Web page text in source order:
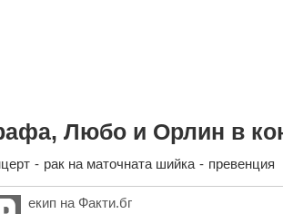
Любо и Орлин в
- рак на маточната шийка - превенция
екип на Факти.бг